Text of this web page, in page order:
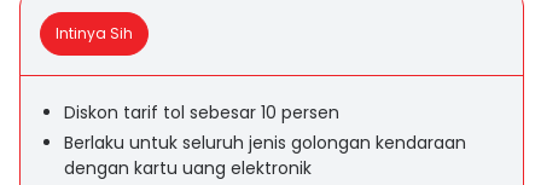
Intinya Sih
Diskon tarif tol sebesar 10 persen
Berlaku untuk seluruh jenis golongan kendaraan
dengan kartu uang elektronik